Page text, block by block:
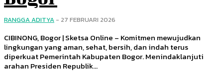
RANGGA ADITYA - 27 FEBRUARI 2026
CIBINONG, Bogor | Sketsa Online – Komitmen mewujudkan
lingkungan yang aman, sehat, bersih, dan indah terus
diperkuat Pemerintah Kabupaten Bogor. Menindaklanjuti
arahan Presiden Republik...